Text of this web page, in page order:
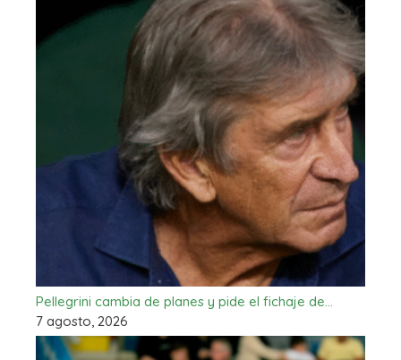
Pellegrini cambia de planes y pide el fichaje de…
7 agosto, 2026